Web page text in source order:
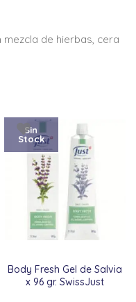
de hierbas, cera
Body Fresh Gel de Salvia
x 96 gr. SwissJust
Sin
Stock